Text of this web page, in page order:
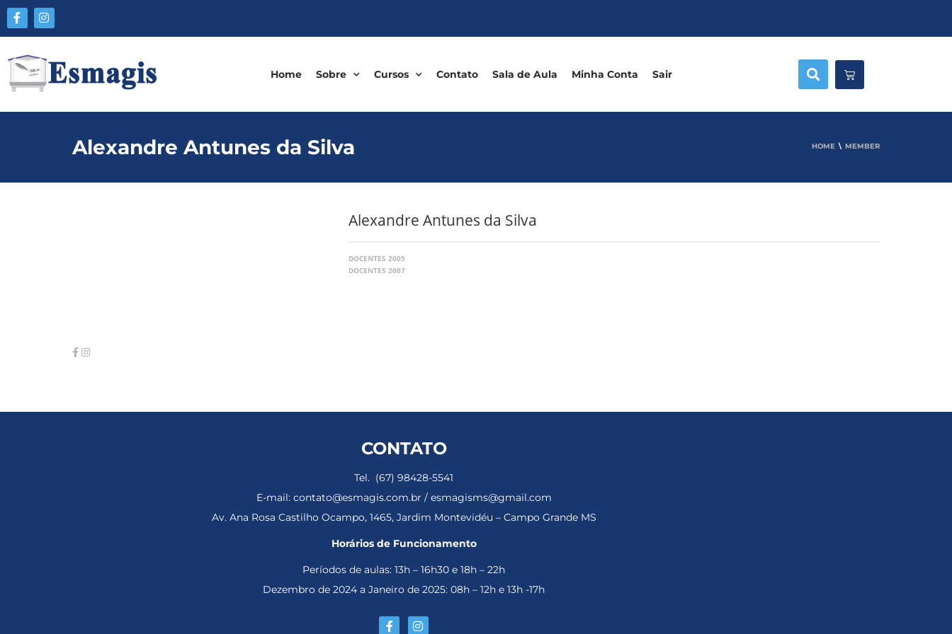
Home Sobre Cursos Contato Sala de Aula Minha Conta Sair
Alexandre Antunes da Silva HOME MEMBER
Alexandre Antunes da Silva
DOCENTES 2005
DOCENTES 2007
CONTATO
Tel. (67) 98428-5541
E-mail: contato@esmagis.com.br / esmagisms@gmail.com
Av. Ana Rosa Castilho Ocampo, 1465, Jardim Montevidéu – Campo Grande MS
Horários de Funcionamento
Períodos de aulas: 13h – 16h30 e 18h – 22h
Dezembro de 2024 a Janeiro de 2025: 08h – 12h e 13h -17h